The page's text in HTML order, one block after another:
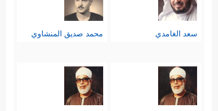
سعد الغامدي محمد صديق المنشاوي